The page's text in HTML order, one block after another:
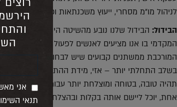
לניהול מו"מ מסחרי, ייעוץ משכנתאות וכו'.
הבידול: הבידול שלנו נובע מהשיטה הייחודית
המקדמי בו אנו מציעים לאנשים לפעול ביחס לעסקה
המורכבת ממשתנים קבועים שיש לבחון, האחד בראי
בשלב התחלתי יותר – אזי, מידת ההתאמה של העסקה
תהיה טובה, בטוחה ומוצלחת יותר עבורו. מי שעבר
אחת, יוכל ליישם אותה בקלות ובהצלחה על כל עסקה
אני
תנאי